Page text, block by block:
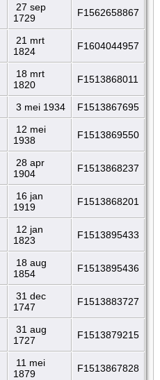
27 sep
1729
F1562658867
21 mrt
1824
F1604044957
18 mrt
1820
F1513868011
3 mei 1934 F1513867695
12 mei
1938
F1513869550
28 apr
1904
F1513868237
16 jan
1919
F1513868201
12 jan
1823
F1513895433
18 aug
1854
F1513895436
31 dec
1747
F1513883727
31 aug
1727
F1513879215
11 mei
1879
F1513867828